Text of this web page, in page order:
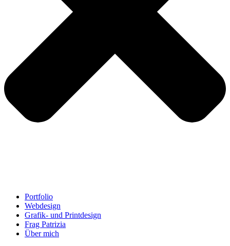
Portfolio
Webdesign
Grafik- und Printdesign
Frag Patrizia
Über mich